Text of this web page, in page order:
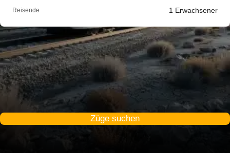
Reisende 1 Erwachsener
Züge suchen